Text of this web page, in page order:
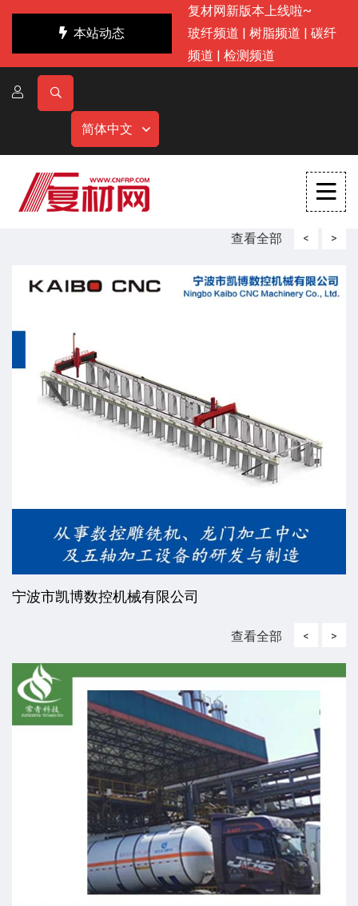
本站动态
复材网新版本上线啦~
玻纤频道 | 树脂频道 | 碳纤
频道 | 检测频道
简体中文
查看全部 <
宁波市凯博数控机械有限公司
>
查看全部 < >